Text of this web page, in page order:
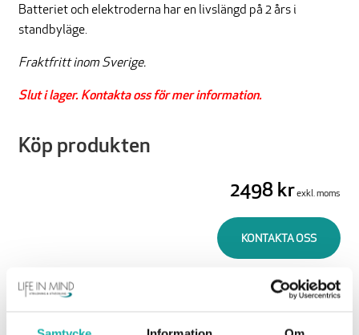
Batteriet och elektroderna har en livslängd på 2 års i
standbyläge.
Fraktfritt inom Sverige.
Slut i lager. Kontakta oss för mer information.
Köp produkten
2498 krexkl. moms
KONTAKTA OSS
Beskrivning